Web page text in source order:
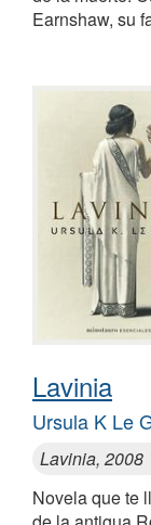
Earnshaw, su
Lavinia
Ursula K Le
Lavinia, 2008
Novela que te